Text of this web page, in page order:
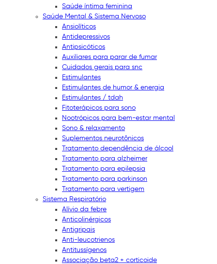
Saúde íntima feminina
Saúde Mental & Sistema Nervoso
Ansiolíticos
Antidepressivos
Antipsicóticos
Auxiliares para parar de fumar
Cuidados gerais para snc
Estimulantes
Estimulantes de humor & energia
Estimulantes / tdah
Fitoterápicos para sono
Nootrópicos para bem-estar mental
Sono & relaxamento
Suplementos neurotônicos
Tratamento dependência de álcool
Tratamento para alzheimer
Tratamento para epilepsia
Tratamento para parkinson
Tratamento para vertigem
Sistema Respiratório
Alívio da febre
Anticolinérgicos
Antigripais
Anti-leucotrienos
Antitussígenos
Associação beta2 + corticoide